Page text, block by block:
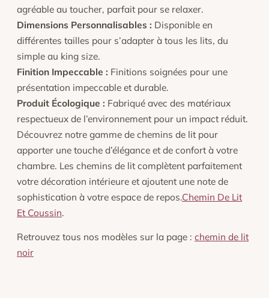
agréable au toucher, parfait pour se relaxer.
Dimensions Personnalisables : Disponible en
différentes tailles pour s’adapter à tous les lits, du
simple au king size.
Finition Impeccable : Finitions soignées pour une
présentation impeccable et durable.
Produit Écologique : Fabriqué avec des matériaux
respectueux de l’environnement pour un impact réduit.
Découvrez notre gamme de chemins de lit pour
apporter une touche d’élégance et de confort à votre
chambre. Les chemins de lit complètent parfaitement
votre décoration intérieure et ajoutent une note de
sophistication à votre espace de repos.Chemin De Lit
Et Coussin.
Retrouvez tous nos modèles sur la page : chemin de lit
noir